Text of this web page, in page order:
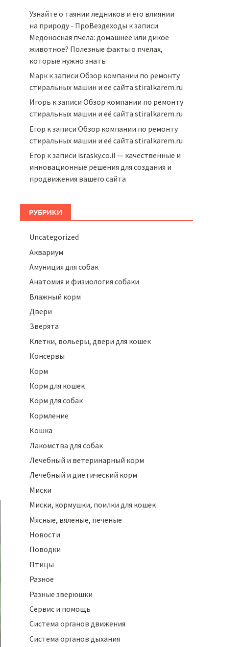
Узнайте о таянии ледников и его влиянии
на природу - ПроВездеходы к записи
Медоносная пчела: домашнее или дикое
животное? Полезные факты о пчелах,
которые нужно знать
Маркк записи Обзор компании по ремонту
стиральных машин и её сайта stiralkarem.ru
Игорь к записи Обзор компании по ремонту
стиральных машин и её сайта stiralkarem.ru
Егор к записи Обзор компании по ремонту
стиральных машин и её сайта stiralkarem.ru
Егор к записи israsky.co.il — качественные и
инновационные решения для создания и
продвижения вашего сайта
РУБРИКИ
Uncategorized
Аквариум
Амуниция для собак
Анатомия и физиология собаки
Влажный корм
Двери
Зверята
Клетки, вольеры, двери для кошек
Консервы
Корм
Корм для кошек
Корм для собак
Кормление
Кошка
Лакомства для собак
Лечебный и ветеринарный корм
Лечебный и диетический корм
Миски
Миски, кормушки, поилки для кошек
Мясные, вяленые, печеные
Новости
Поводки
Птицы
Разное
Разные зверюшки
Сервис и помощь
Система органов движения
Система органов дыхания